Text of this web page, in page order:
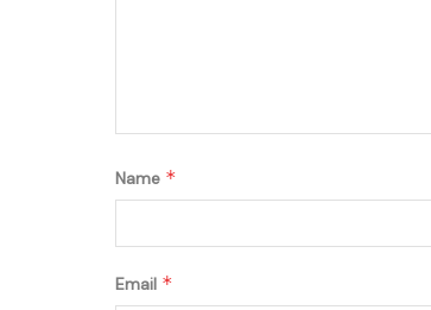
Name *
Email *